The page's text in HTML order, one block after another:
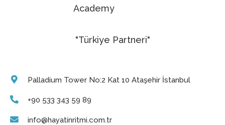
Academy
"Türkiye Partneri"
Palladium Tower No:2 Kat 10 Ataşehir İstanbul
+90 533 343 59 89
info@hayatinritmi.com.tr